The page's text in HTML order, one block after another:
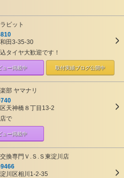
ビット
田3-35-30
タイヤ大歓迎です！
ュー掲載中 取付実績ブログ公開中
部 ヤマナリ
天神橋８丁目13-2
で
ュー掲載中
換専門Ｖ.Ｓ.Ｓ東淀川店
川区相川1-2-35